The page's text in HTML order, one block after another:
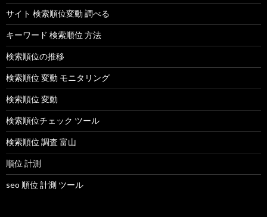
サイト 検索順位変動 調べる
キーワード 検索順位 方法
検索順位の推移
検索順位 変動 モニタリング
検索順位 変動
検索順位チェック ツール
検索順位 調査 富山
順位 計測
seo 順位 計測 ツール